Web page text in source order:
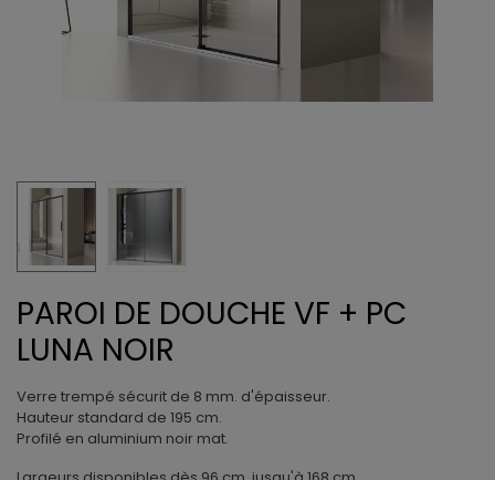
PAROI DE DOUCHE VF + PC
LUNA NOIR
Verre trempé sécurit de 8 mm. d'épaisseur.
Hauteur standard de 195 cm.
Profilé en aluminium noir mat.